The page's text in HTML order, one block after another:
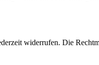
widerrufen. Die